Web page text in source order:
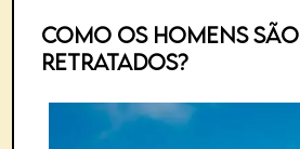
Como os homens são
retratados?